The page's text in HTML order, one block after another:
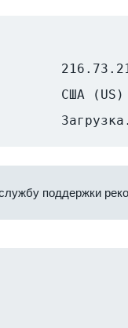
США (US)
поддержки